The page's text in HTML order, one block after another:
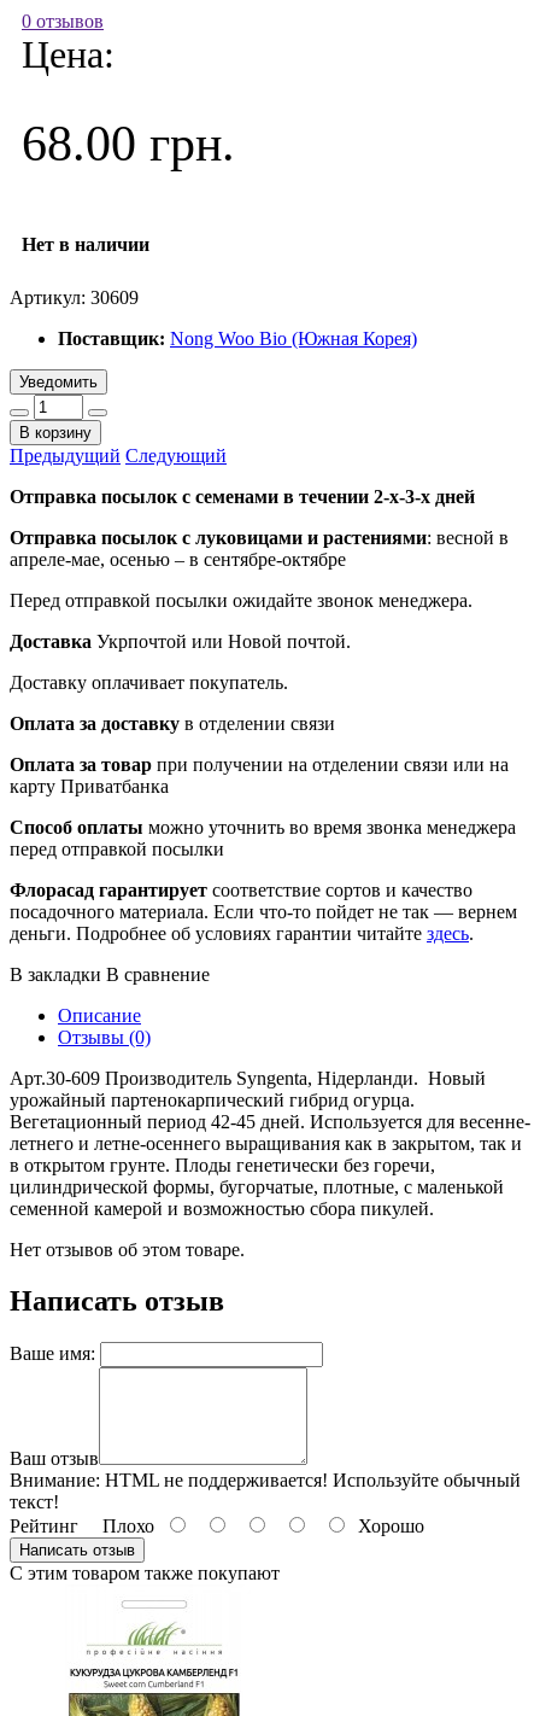
0 отзывов
Цена:
68.00 грн.
Нет в наличии
Артикул: 30609
Поставщик: Nong Woo Bio (Южная Корея)
Уведомить
В корзину
Предыдущий Следующий
Отправка посылок с семенами в течении 2-х-3-х дней
Отправка посылок с луковицами и растениями: весной в
апреле-мае, осенью – в сентябре-октябре
Перед отправкой посылки ожидайте звонок менеджера.
Доставка Укрпочтой или Новой почтой.
Доставку оплачивает покупатель.
Оплата за доставку в отделении связи
Оплата за товар при получении на отделении связи или на
карту Приватбанка
Способ оплаты можно уточнить во время звонка менеджера
перед отправкой посылки
Флорасад гарантирует соответствие сортов и качество
посадочного материала. Если что-то пойдет не так — вернем
деньги. Подробнее об условиях гарантии читайте здесь.
В закладки В сравнение
Описание
Отзывы (0)
Арт.30-609 Производитель Syngenta, Нідерланди. Новый
урожайный партенокарпический гибрид огурца.
Вегетационный период 42-45 дней. Используется для весенне-
летнего и летне-осеннего выращивания как в закрытом, так и
в открытом грунте. Плоды генетически без горечи,
цилиндрической формы, бугорчатые, плотные, с маленькой
семенной камерой и возможностью сбора пикулей.
Нет отзывов об этом товаре.
Написать отзыв
Ваше имя:
Ваш отзыв
Внимание: HTML не поддерживается! Используйте обычный
текст!
Рейтинг Плохо Хорошо
Написать отзыв
С этим товаром также покупают